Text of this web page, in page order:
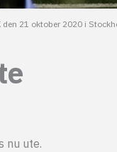
21 oktober 2020 i
nu ute.